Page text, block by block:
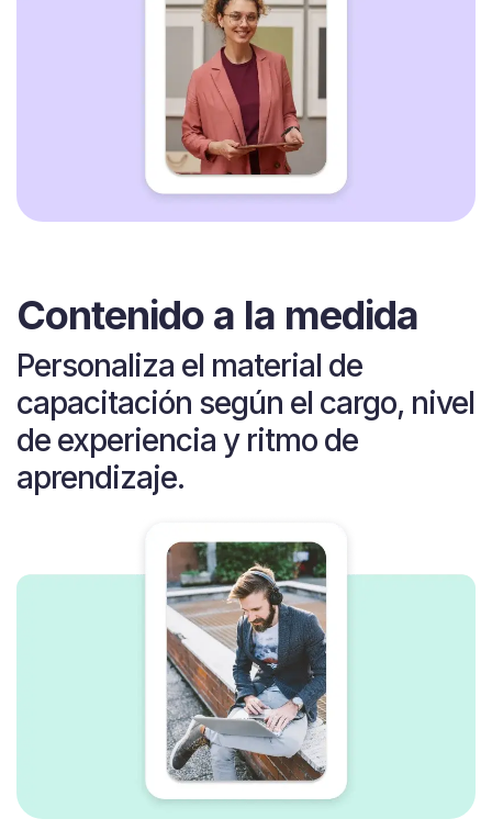
Contenido a la medida
Personaliza el material de
capacitación según el cargo, nivel
de experiencia y ritmo de
aprendizaje.